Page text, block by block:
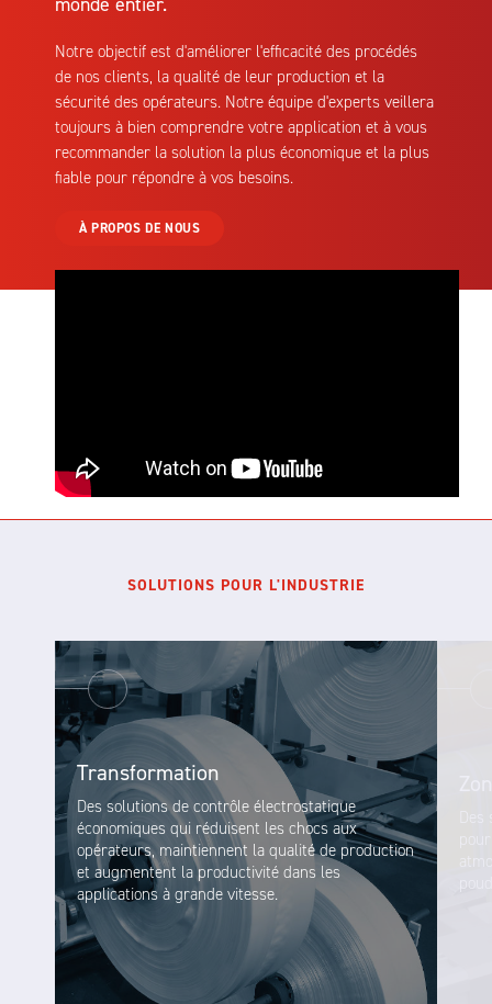
Notre objectif est d'améliorer l'efficacité des procédés
de nos clients, la qualité de leur production et la
sécurité des opérateurs. Notre équipe d'experts veillera
toujours à bien comprendre votre application et à vous
recommander la solution la plus économique et la plus
fiable pour répondre à vos besoins.
À PROPOS DE NOUS
SOLUTIONS POUR L'INDUSTRIE
Transformation
Des solutions de contrôle électrostatique
économiques qui réduisent les chocs aux
opérateurs, maintiennent la qualité de production
et augmentent la productivité dans les
applications à grande vitesse.